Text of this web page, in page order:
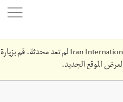
لعرض الموقع الجديد.